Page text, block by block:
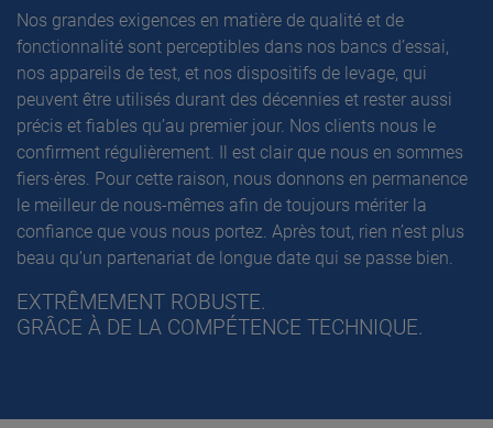
Nos grandes exigences en matière de qualité et de
fonctionnalité sont perceptibles dans nos bancs d’essai,
nos appareils de test, et nos dispositifs de levage, qui
peuvent être utilisés durant des décennies et rester aussi
précis et fiables qu’au premier jour. Nos clients nous le
confirment régulièrement. Il est clair que nous en sommes
fiers·ères. Pour cette raison, nous donnons en permanence
le meilleur de nous-mêmes afin de toujours mériter la
confiance que vous nous portez. Après tout, rien n’est plus
beau qu’un partenariat de longue date qui se passe bien.
EXTRÊMEMENT ROBUSTE.
GRÂCE À DE LA COMPÉTENCE TECHNIQUE.